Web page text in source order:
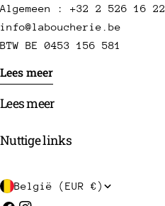
Algemeen : +32 2 526 16 22
info@laboucherie.be
BTW BE 0453 156 581
Lees meer
Lees meer
Nuttige links
L
België (EUR €)